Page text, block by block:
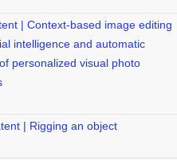
| Context-based image editing
intelligence and automatic
personalized visual photo
| Rigging an object